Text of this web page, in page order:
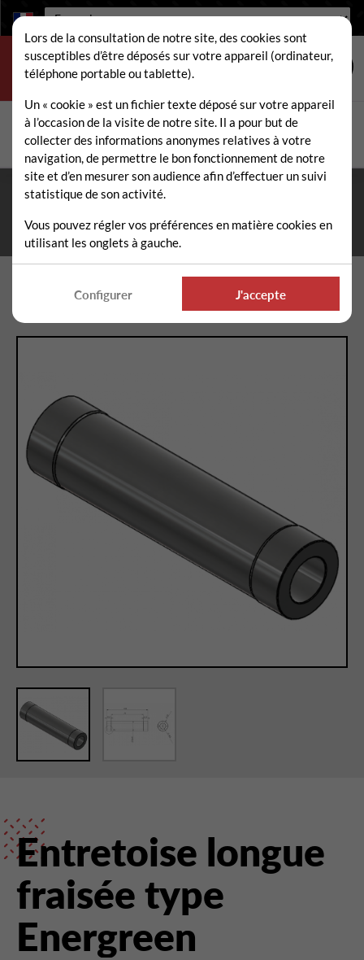
Langue :
Rechercher
Fermeture estivale du 10 au 21 août 2026
téléphonique et administrative assurée durant tout l'été. ☀️
Pièces détachées épareuse / faucheuse
Entretoise longue fraisée type Energreen
Entretoise longue
fraisée type
Energreen
Lors de la consultation de notre site, des cookies sont
susceptibles d’être déposés sur votre appareil (ordinateur,
téléphone portable ou tablette).
Un « cookie » est un fichier texte déposé sur votre appareil
à l’occasion de la visite de notre site. Il a pour but de
collecter des informations anonymes relatives à votre
navigation, de permettre le bon fonctionnement de notre
site et d’en mesurer son audience afin d’effectuer un suivi
statistique de son activité.
Vous pouvez régler vos préférences en matière cookies en
utilisant les onglets à gauche.
Configurer J'accepte